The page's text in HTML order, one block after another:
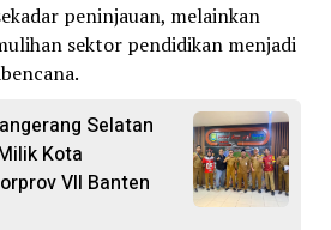
peninjauan, melainkan
sektor pendidikan menjadi
Selatan
Kota
VII Banten